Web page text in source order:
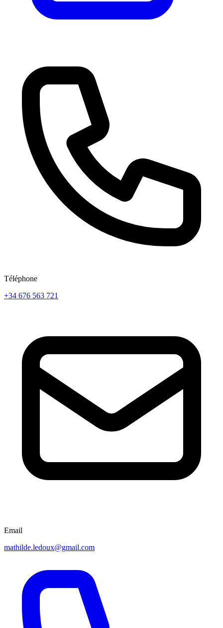
Téléphone
+34 676 563 721
Email
mathilde.ledoux@gmail.com